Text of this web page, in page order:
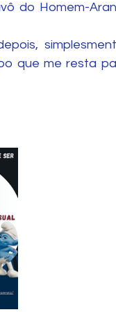
do Homem-
que me resta